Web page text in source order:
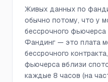
Живых данных по
обычно потому, что у
бессрочного
Фандинг — это плата
бессрочного
фьючерса вблизи
каждые 8 часов (на